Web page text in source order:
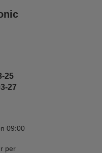
25
27
09:00
per